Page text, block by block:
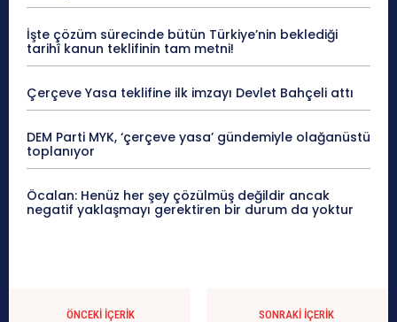
İşte çözüm sürecinde bütün Türkiye’nin beklediği
tarihî kanun teklifinin tam metni!
Çerçeve Yasa teklifine ilk imzayı Devlet Bahçeli attı
DEM Parti MYK, ‘çerçeve yasa’ gündemiyle olağanüstü
toplanıyor
Öcalan: Henüz her şey çözülmüş değildir ancak
negatif yaklaşmayı gerektiren bir durum da yoktur
ÖNCEKI İÇERIK SONRAKI İÇERIK